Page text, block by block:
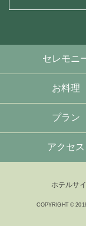
セレモニ
お料理
プラン
アクセス
ホテルサ
COPYRIGHT ©